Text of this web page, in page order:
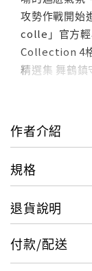
攻勢作戰開始
colle」官方輕
Collection 4
精選集 舞鶴鎮
畢 電玩: 網頁
輕小說: 艦隊
作者介紹
規格
退貨說明
付款/配送